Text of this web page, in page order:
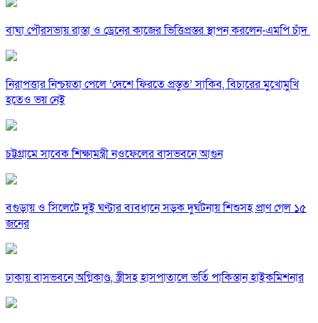
বাঘা পৌরসভায় রাস্তা ও ড্রেনের কাজের ভিত্তিপ্রস্তর স্থাপন করলেন-এমপি চাঁদ
নিরাপত্তার নিশ্চয়তা পেলে ‘দেশে ফিরতে প্রস্তুত’ সাকিব, বিচারের মুখোমুখি
হতেও ভয় নেই
চট্টগ্রামে সাবেক শিক্ষামন্ত্রী নওফেলের বাসভবনে আগুন
বগুড়ায় ও সিলেটে দুই ঘণ্টার ব্যবধানে সড়ক দুর্ঘটনায় শিশুসহ প্রাণ গেল ১৫
জনের
ঢাকায় বাসভবনে অগ্নিকাণ্ড, স্ত্রীসহ হাসপাতালে ভর্তি পাকিস্তান হাইকমিশনার